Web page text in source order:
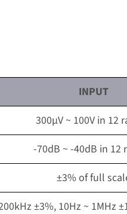
INPUT
300μV ~ 100V in 12
-70dB ~ -40dB in 12
±3% of full
±3%, 10Hz ~ 1MHz